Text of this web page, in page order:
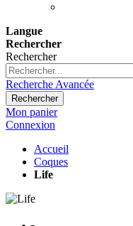
Langue
Rechercher
Rechercher
Recherche Avancée
Rechercher
Mon panier
Connexion
Accueil
Coques
Life